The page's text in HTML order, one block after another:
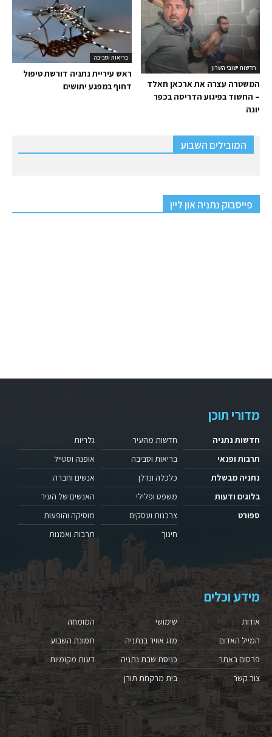
בריאות וסביבה
ראש עיריית נתניה דורשת טיפול
דחוף במפגע יתושים
חדשות ישובי השרון
המשטרה עצרה את ארכאן חאלד
– החשוד בפיגוע הדריסה בכפר
יונה
המובילים השבוע
פייסבוק נתניה און ליין
מדורי תוכן
חדשות נתניה
תרבות ופנאי
נתניה מבשלת
בלוגים ודעות
ספורט
חדשות מהעיר
בריאות וסביבה
כלכלה ונדלן
משפט ופלילי
צרכנות ועסקים
חינוך
גלריות
אופנה וסטייל
אנשים וחברה
האנשים של העיר
מוסיקה והופעות
תרבות ואמנות
מידע וכלים
אודות
המייל האדום
פרסום באתר
צור קשר
שימושי
מזג אוויר בנתניה
כניסת שבת נתניה
בית מרקחת תורן
המומחה
תמונת השבוע
דעות מקומיות